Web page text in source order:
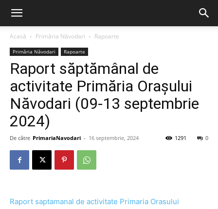
Acasă Primăria Năvodari Rapoarte
Primăria Năvodari Rapoarte
Raport săptămânal de
activitate Primăria Orașului
Năvodari (09-13 septembrie
2024)
De către PrimariaNavodari - 16 septembrie, 2024 0
1291
Raport saptamanal de activitate Primaria Orasului